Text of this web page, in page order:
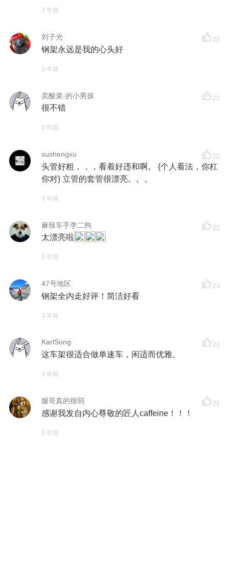
3 年前
刘子光 22
钢架永远是我的心头好
3 年前
卖酸菜·的小男孩 22
很不错
3 年前
sushengxu 22
头管好粗，，，看着好违和啊。 {个人看法，你杠
你对} 立管的套管很漂亮。。。
3 年前
麻辣车手李二狗 22
太漂亮啦
3 年前
47号地区 23
钢架全内走好评！简洁好看
3 年前
KarlSong 22
这车架很适合做单速车，闲适而优雅。
3 年前
腿哥真的很弱 22
感谢我发自内心尊敬的匠人caffeine！！！
3 年前